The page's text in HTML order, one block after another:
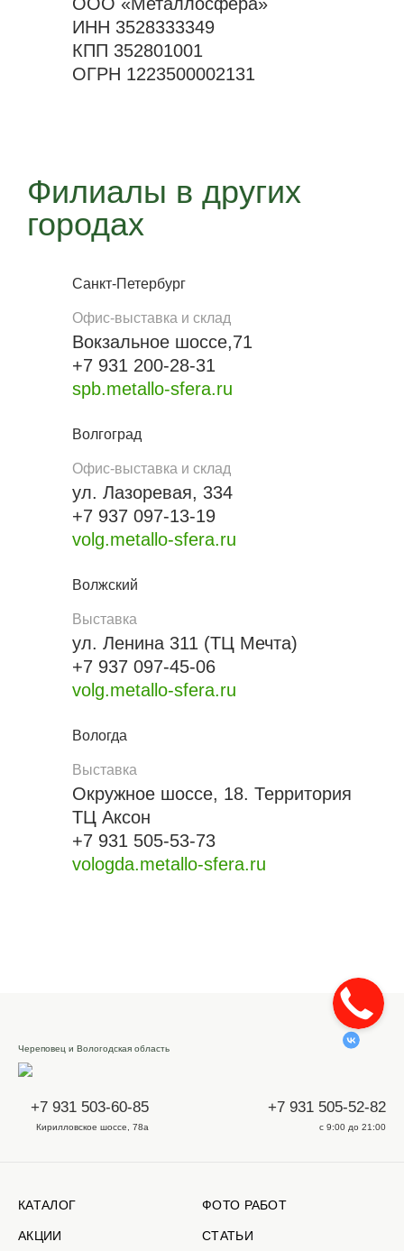
ИНН 3528333349
КПП 352801001
ОГРН 1223500002131
Филиалы в других
городах
Санкт-Петербург
Офис-выставка и склад
Вокзальное шоссе,71
+7 931 200-28-31
spb.metallo-sfera.ru
Волгоград
Офис-выставка и склад
ул. Лазоревая, 334
+7 937 097-13-19
volg.metallo-sfera.ru
Волжский
Выставка
ул. Ленина 311 (ТЦ Мечта)
+7 937 097-45-06
volg.metallo-sfera.ru
Вологда
Выставка
Окружное шоссе, 18. Территория
ТЦ Аксон
+7 931 505-53-73
vologda.metallo-sfera.ru
Череповец и Вологодская область
+7 931 503-60-85
Кирилловское шоссе, 78а
+7 931 505-52-82
с 9:00 до 21:00
КАТАЛОГ
АКЦИИ
ФОТО РАБОТ
СТАТЬИ